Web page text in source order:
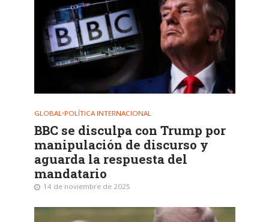
GLOBAL•POLÍTICA INTERNACIONAL
BBC se disculpa con Trump por
manipulación de discurso y
aguarda la respuesta del
mandatario
14 de noviembre de 2025